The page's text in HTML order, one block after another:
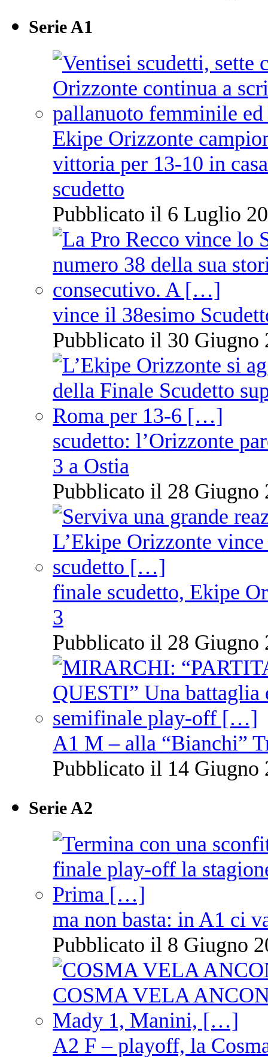
Serie A1
Ekipe Orizzonte
vittoria per 13-10 in
scudetto
Pubblicato il 6 Luglio
vince il 38esimo
Pubblicato il 30 Giugno
scudetto: l’Orizzonte
3 a Ostia
Pubblicato il 28 Giugno
finale scudetto, Ekipe
3
Pubblicato il 28 Giugno
A1 M – alla “Bianchi”
Pubblicato il 14 Giugno
Serie A2
ma non basta: in A1 ci
Pubblicato il 8 Giugno
A2 F – playoff, la